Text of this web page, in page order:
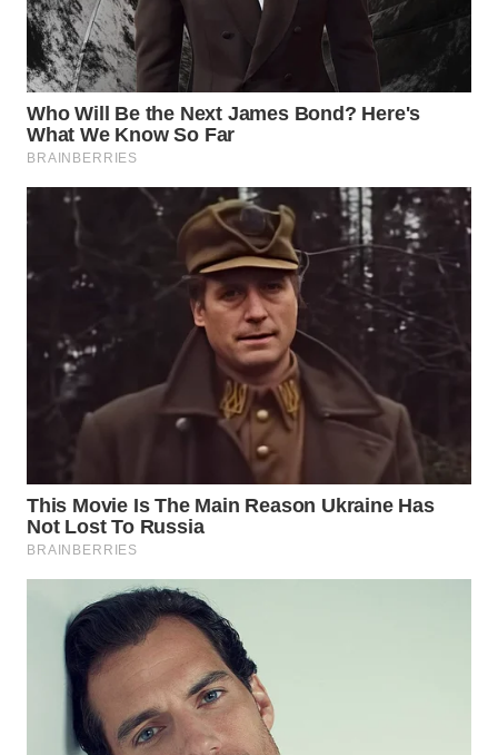
WAHANA
TANI
WAHANA
ADVOKAT
WAHANA
INFRASTRUKTUR
WAHANA
WAHANA
LISTRIK
WAHANA
TV
WAHANANEWS
WAHANANEWS
CO ID